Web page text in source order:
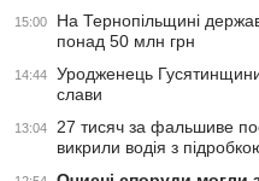
15:00
На Тернопільщині
понад 50 млн грн
14:44
Уродженець Гусятинщини
слави
13:04
27 тисяч за фальшиве
викрили водія з